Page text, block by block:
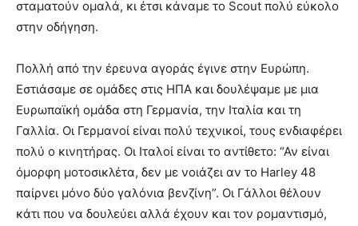
σταματούν ομαλά, κι έτσι κάναμε το Scout πολύ εύκολο
στην οδήγηση.
Πολλή από την έρευνα αγοράς έγινε στην Ευρώπη.
Εστιάσαμε σε ομάδες στις ΗΠΑ και δουλέψαμε με μια
Ευρωπαϊκή ομάδα στη Γερμανία, την Ιταλία και τη
Γαλλία. Οι Γερμανοί είναι πολύ τεχνικοί, τους ενδιαφέρει
πολύ ο κινητήρας. Οι Ιταλοί είναι το αντίθετο: “Αν είναι
όμορφη μοτοσικλέτα, δεν με νοιάζει αν το Harley 48
παίρνει μόνο δύο γαλόνια βενζίνη”. Οι Γάλλοι θέλουν
κάτι που να δουλεύει αλλά έχουν και τον ρομαντισμό,